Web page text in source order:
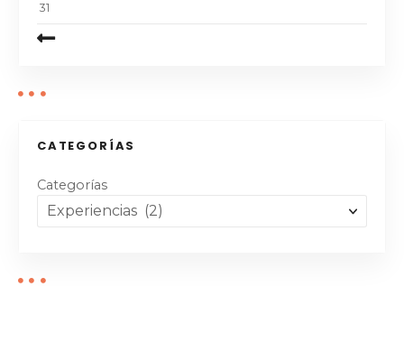
31
CATEGORÍAS
Categorías